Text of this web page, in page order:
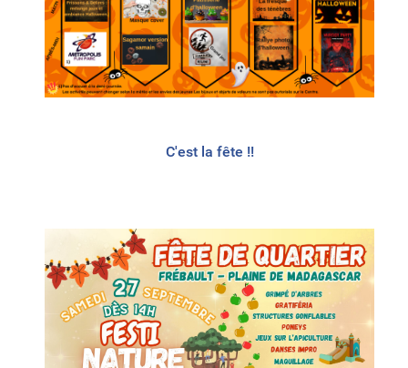
C'est la fête !!